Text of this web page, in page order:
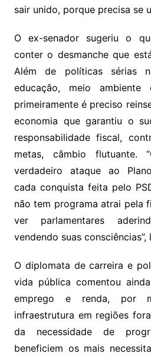
sair unido, porque precisa se
O ex-senador sugeriu o
conter o desmanche que
Além de políticas sérias
educação, meio
primeiramente é preciso
economia que garantiu o
responsabilidade fiscal,
metas, câmbio flutuante.
verdadeiro ataque ao
cada conquista feita pelo
não tem programa atrai pela
ver parlamentares
vendendo suas consciências”,
O diplomata de carreira e
vida pública comentou
emprego e renda, por
infraestrutura em regiões
da necessidade de
beneficiem os mais